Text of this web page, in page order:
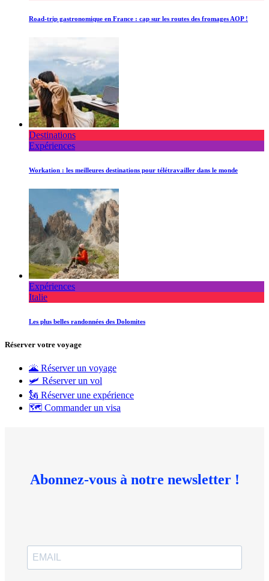
Road-trip gastronomique en France : cap sur les routes des fromages AOP !
Destinations
Expériences
Workation : les meilleures destinations pour télétravailler dans le monde
Expériences
Italie
Les plus belles randonnées des Dolomites
Réserver votre voyage
🌋 Réserver un voyage
🛩 Réserver un vol
🗽 Réserver une expérience
🗺 Commander un visa
Abonnez-vous à notre newsletter !